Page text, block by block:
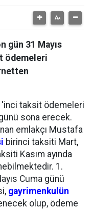
gün 31 Mayıs
ödemeleri
taksit ödemeleri
sona erecek.
emlakçı Mustafa
birinci taksiti Mart,
Kasım ayında
1.
Cuma günü
gayrimenkulün
olup, ödeme